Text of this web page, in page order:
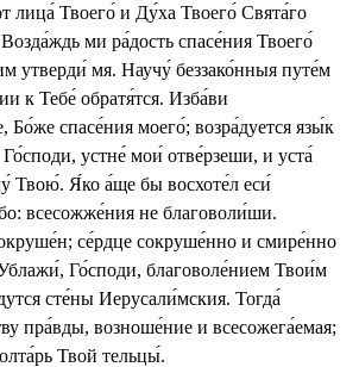
лица́ Твоего́ и Ду́ха Твоего́ Свята́го
ми ра́дость спасе́ния Твоего́
утверди́ мя. Научу́ беззако́нныя путе́м
к Тебе́ обратя́тся. Изба́ви
Бо́же спасе́ния моего́; возра́дуется язы́к
устне́ мои́ отве́рзеши, и уста́
Твою́. Я́ко а́ще бы восхоте́л еси́
всесожже́ния не благоволи́ши.
се́рдце сокруше́нно и смире́нно
Го́споди, благоволе́нием Твои́м
сте́ны Иерусали́мския. Тогда́
пра́вды, возноше́ние и всесожега́емая;
Твой тельцы́.